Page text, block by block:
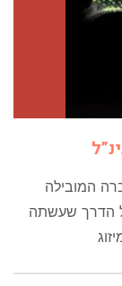
המובילה
הדרך שעשתה